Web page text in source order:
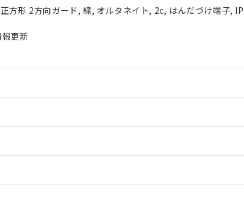
方形 2方向ガード, 緑, オルタネイト, 2c, はんだづけ端子,
更新